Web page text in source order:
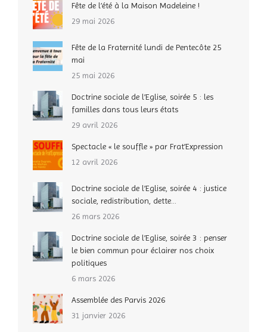
Fête de l’été à la Maison Madeleine !
29 mai 2026
Fête de la Fraternité lundi de Pentecôte 25
mai
25 mai 2026
Doctrine sociale de l’Eglise, soirée 5 : les
familles dans tous leurs états
29 avril 2026
Spectacle « le souffle » par Frat’Expression
12 avril 2026
Doctrine sociale de l’Eglise, soirée 4 : justice
sociale, redistribution, dette…
26 mars 2026
Doctrine sociale de l’Eglise, soirée 3 : penser
le bien commun pour éclairer nos choix
politiques
6 mars 2026
Assemblée des Parvis 2026
31 janvier 2026